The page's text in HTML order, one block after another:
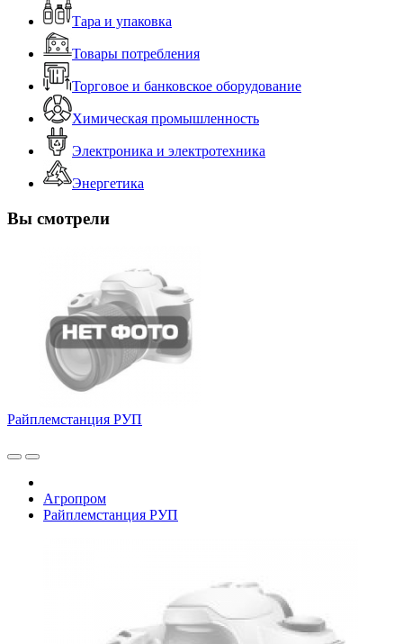
Тара и упаковка
Товары потребления
Торговое и банковское оборудование
Химическая промышленность
Электроника и электротехника
Энергетика
Вы смотрели
Райплемстанция РУП
Агропром
Райплемстанция РУП